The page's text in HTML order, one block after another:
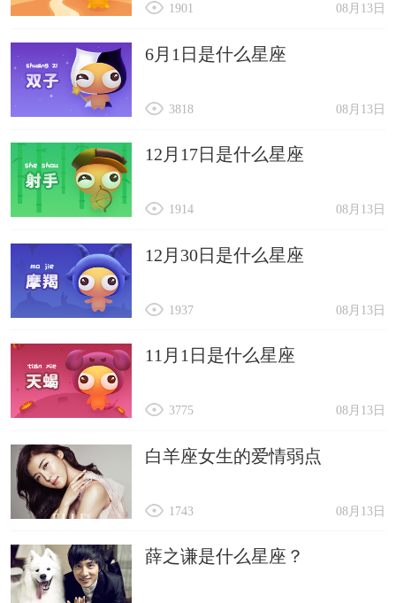
08月13日
1901
6月1日是什么星座
08月13日
3818
12月17日是什么星座
08月13日
1914
12月30日是什么星座
08月13日
1937
11月1日是什么星座
08月13日
3775
白羊座女生的爱情弱点
08月13日
1743
薛之谦是什么星座？